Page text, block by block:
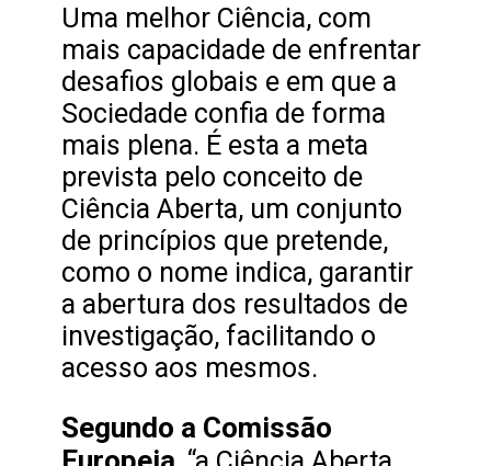
Uma melhor Ciência, com
mais capacidade de enfrentar
desafios globais e em que a
Sociedade confia de forma
mais plena. É esta a meta
prevista pelo conceito de
Ciência Aberta, um conjunto
de princípios que pretende,
como o nome indica, garantir
a abertura dos resultados de
investigação, facilitando o
acesso aos mesmos.
Segundo a Comissão